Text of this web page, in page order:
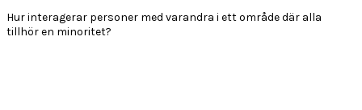
Hur interagerar personer med varandra i ett område där alla
tillhör en minoritet?